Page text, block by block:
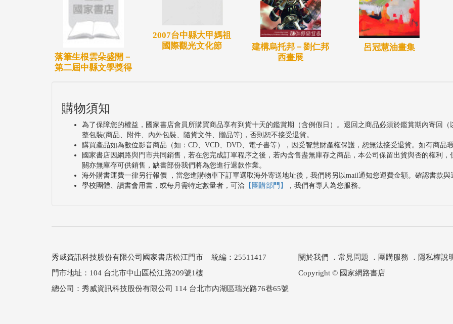
落筆生根雲朵盛開－
第二屆中縣文學獎得
2007台中縣大甲媽祖
國際觀光文化節
建構烏托邦－劉仁邦
西畫展
呂冠慧油畫集
購物須知
為了保障您的權益，國家書店會員所購買商品享有到貨十天的鑑賞期（含例假日）。退回之商品必須於鑑賞期內寄回
整包裝(商品、附件、內外包裝、隨貨文件、贈品等)，否則恕不接受退貨。
購買產品如為數位影音商品（如：CD、VCD、DVD、電子書等），因受智慧財產權保護，恕無法接受退貨。如有商品
國家書店因網路與門市共同銷售，若在您完成訂單程序之後，若內含售盡無庫存之商品，本公司保留出貨與否的權利
關亦無庫存可供銷售，缺書部份我們將為您進行退款作業。
海外購書運費一律另行報價 ，當您進購物車下訂單選取海外寄送地址後，我們將另以mail通知您運費金額。確認書款
學校團體、讀書會用書，或每月需特定數量者，可洽 【團購部門】 ，我們有專人為您服務。
秀威資訊科技股份有限公司國家書店松江門市 統編：25511417
門市地址：104 台北市中山區松江路209號1樓
關於我們 ． 常見問題 ． 團購服務 ． 隱私權說
Copyright © 國家網路書店
總公司：秀威資訊科技股份有限公司 114 台北市內湖區瑞光路76巷65號